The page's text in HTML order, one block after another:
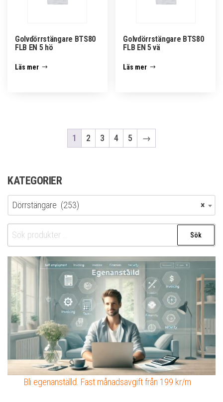
Golvdörrstängare BTS80
FLB EN 5 hö
Läs mer
Golvdörrstängare BTS80
FLB EN 5 vä
Läs mer
1 2 3 4 5 →
KATEGORIER
×
Dörrstängare (253)
Sök
efter:
Sök
Bli egenanställd. Fast månadsavgift från 199 kr/m